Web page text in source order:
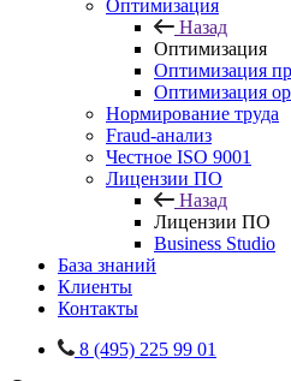
Оптимизация
Назад
Оптимизация
Оптимизация
Оптимизация
Нормирование труда
Fraud-анализ
Честное ISO 9001
Лицензии ПО
Назад
Лицензии ПО
Business Studio
База знаний
Клиенты
Контакты
8 (495) 225 99 01